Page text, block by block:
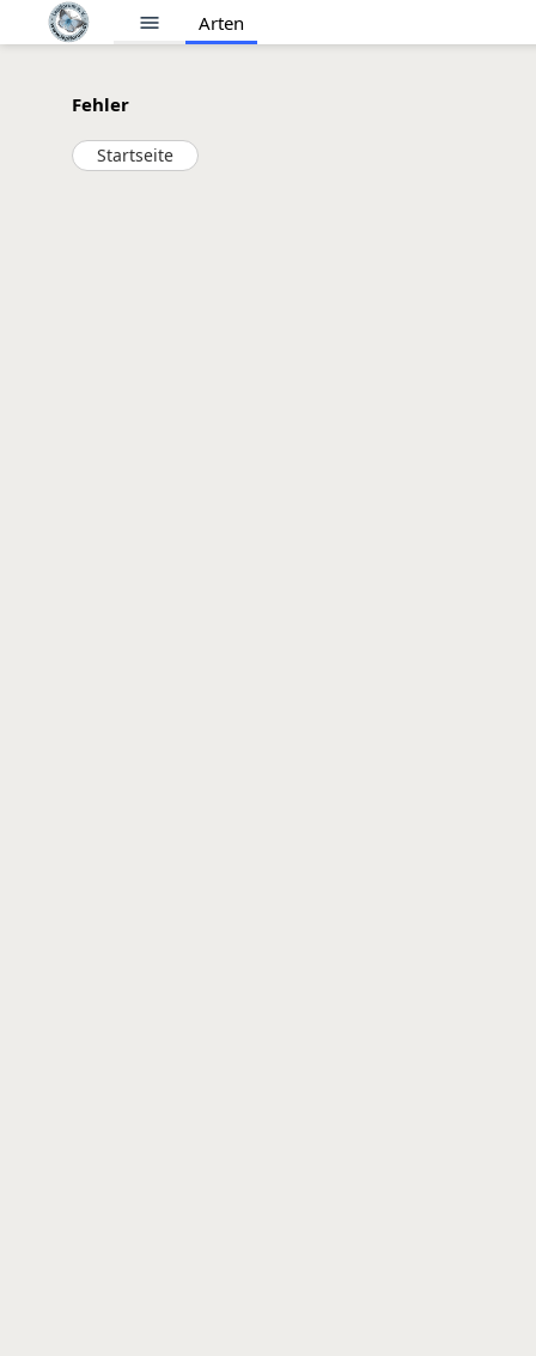
menu Arten
Fehler
Startseite